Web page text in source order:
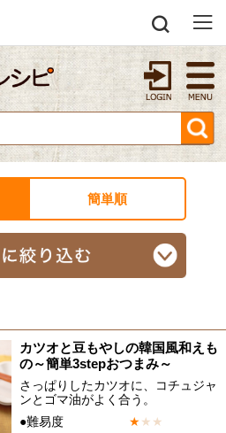
簡単順
カツオと豆もやしの韓国風和えも
の～簡単3stepおつまみ～
さっぱりしたカツオに、コチュジャ
ンとゴマ油がよく合う。
●難易度
★★ ★